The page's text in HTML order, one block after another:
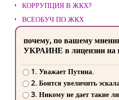
КОРРУПЦИЯ В ЖКХ?
ВСЕОБУЧ ПО ЖКХ
почему, по вашему
УКРАИНЕ в лицензии на
1. Уважает Путина.
2. Боится увеличить
3. Никому не дает такие